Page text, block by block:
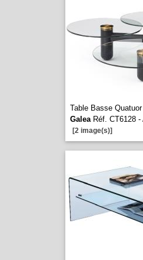
Table Basse
GaleaRéf. CT6128 -
[2 image(s)]